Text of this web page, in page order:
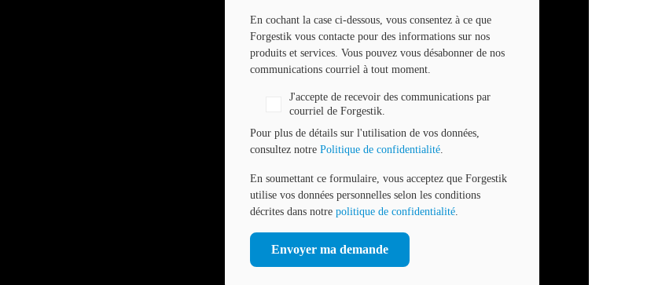
En cochant la case ci-dessous, vous consentez à ce que
Forgestik vous contacte pour des informations sur nos
produits et services. Vous pouvez vous désabonner de nos
communications courriel à tout moment.
J'accepte de recevoir des communications par
courriel de Forgestik.
Pour plus de détails sur l'utilisation de vos données,
consultez notre Politique de confidentialité.
En soumettant ce formulaire, vous acceptez que Forgestik
utilise vos données personnelles selon les conditions
décrites dans notre politique de confidentialité.